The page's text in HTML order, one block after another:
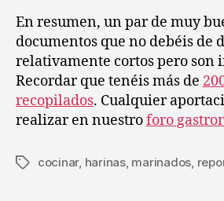
En resumen, un par de muy
documentos que no debéis de
relativamente cortos pero son
Recordar que tenéis más de
recopilados. Cualquier
realizar en nuestroforo
Etiquetas
cocinar, harinas, marinados,